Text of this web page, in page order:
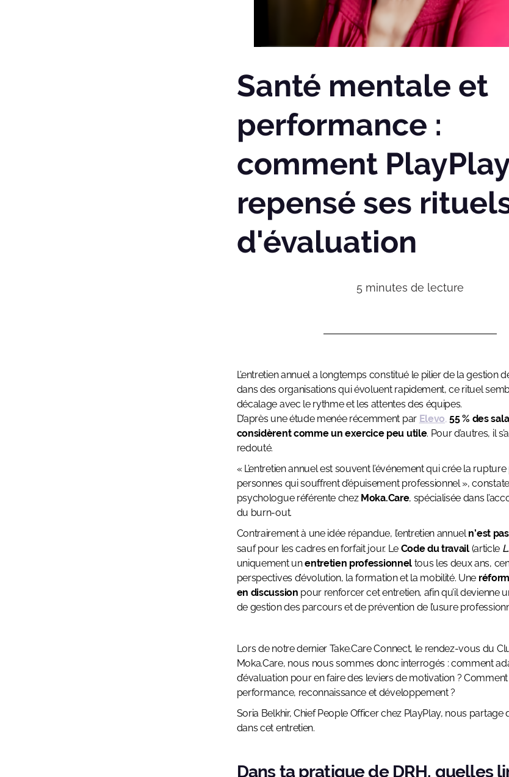
Santé mentale et
performance :
comment
repensé ses
d'évaluation
5 minutes de lecture
L’entretien annuel a longtemps constitué le pilier de la gestion
dans des organisations qui évoluent rapidement, ce rituel
décalage avec le rythme et les attentes des équipes.
D’après une étude menée récemment par Elevo, 55 % des
considèrent comme un exercice peu utile. Pour d’autres, il
redouté.
« L’entretien annuel est souvent l’événement qui crée la
personnes qui souffrent d’épuisement professionnel », constate
psychologue référente chez Moka.Care, spécialisée dans
du burn-out.
Contrairement à une idée répandue, l’entretien annueln’est
sauf pour les cadres en forfait jour. Le Code du travail(article
uniquement unentretien professionneltous les deux ans,
perspectives d’évolution, la formation et la mobilité. Une
en discussion pour renforcer cet entretien, afin qu’il devienne
de gestion des parcours et de prévention de l’usure
Lors de notre dernier Take.Care Connect, le rendez-vous du
Moka.Care, nous nous sommes donc interrogés : comment
d’évaluation pour en faire des leviers de motivation ?
performance, reconnaissance et développement ?
Soria Belkhir, Chief People Officer chez PlayPlay, nous partage
dans cet entretien.
Dans ta pratique de DRH, quelles